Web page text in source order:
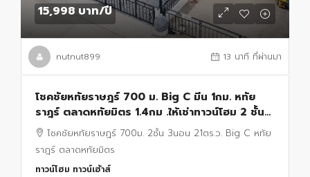
15,998 บาท/ปี
nutnut899 13 นาที ที่ผ่านมา
โชคชัยหทัยราษฎร์ 700 ม. Big C มีน 1กม. หทัย
ราฎร์ ตลาดหทัยมิตร 1.4กม .ให้เช่าทาวน์โฮม 2 ชั้น
3นอน 2น้ำ 21ตร.ว.140ตร.ม. บิ๊กซี มีนบุรี 1กม.
โชคชัยหทัยราษฎร์ 700ม. 2ชั้น 3นอน 21ตร.ว. Big C หทัย
ราฎร์ ตลาดหทัยมิตร
ทาวน์โฮม ทาวน์เฮ้าส์